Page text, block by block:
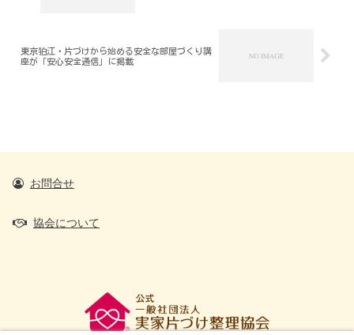
東京狛江・片づけから始める安全な部屋づくり講
座が「安心安全通信」に掲載
お問合せ
協会について